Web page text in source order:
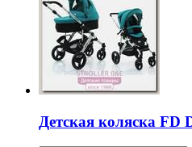
Детская коляска FD